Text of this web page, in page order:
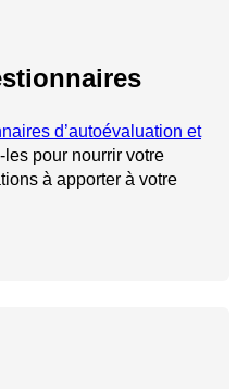
d’autoévaluation et
les pour nourrir votre
à apporter à votre